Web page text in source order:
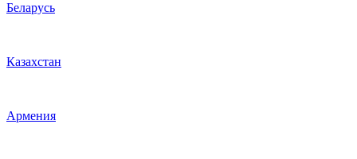
Беларусь
Казахстан
Армения